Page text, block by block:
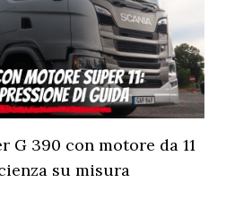
G 390 con motore da 11
su misura